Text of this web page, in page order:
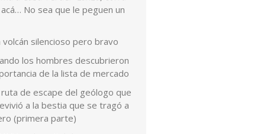
No sea que le peguen un
volcán silencioso pero bravo
los hombres descubrieron
de la lista de mercado
ruta de escape del geólogo que
a la bestia que se tragó a
(primera parte)